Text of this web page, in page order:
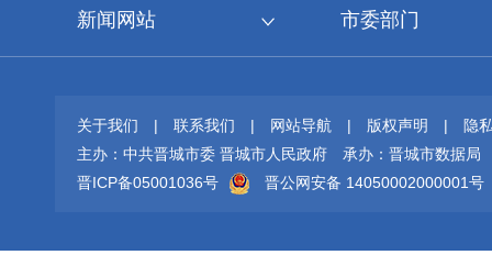
新闻网站 市委部门
关于我们 | 联系我们 | 网站导航 | 版权声明 |
隐
主办：中共晋城市委 晋城市人民政府
承办：晋城市数据局
晋ICP备05001036号
晋公网安备 14050002000001号